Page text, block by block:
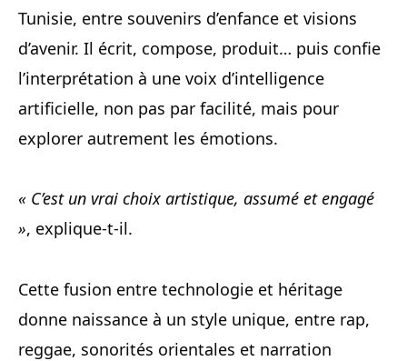
Tunisie, entre souvenirs d’enfance et visions
d’avenir. Il écrit, compose, produit… puis confie
l’interprétation à une voix d’intelligence
artificielle, non pas par facilité, mais pour
explorer autrement les émotions.
« C’est un vrai choix artistique, assumé et engagé
», explique-t-il.
Cette fusion entre technologie et héritage
donne naissance à un style unique, entre rap,
reggae, sonorités orientales et narration